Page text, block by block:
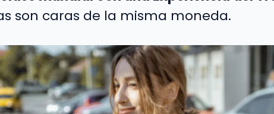
son caras de la misma moneda.